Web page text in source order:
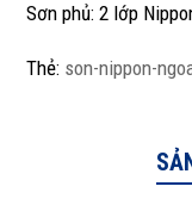
Sơn phủ: 2 lớp
Thẻ: son-nippon-